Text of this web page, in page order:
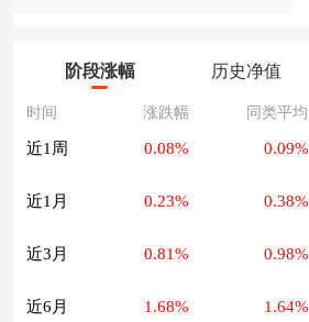
阶段涨幅 历史净值
时间 涨跌幅 同类平均
近1周 0.08% 0.09%
近1月 0.23% 0.38%
近3月 0.81% 0.98%
近6月 1.68% 1.64%